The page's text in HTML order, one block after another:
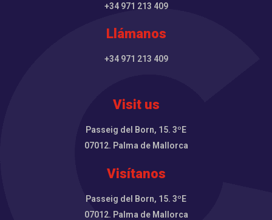
+34 971 213 409
Llámanos
+34 971 213 409
Visit us
Passeig del Born, 15. 3ºE
07012. Palma de Mallorca
Visítanos
Passeig del Born, 15. 3ºE
07012. Palma de Mallorca